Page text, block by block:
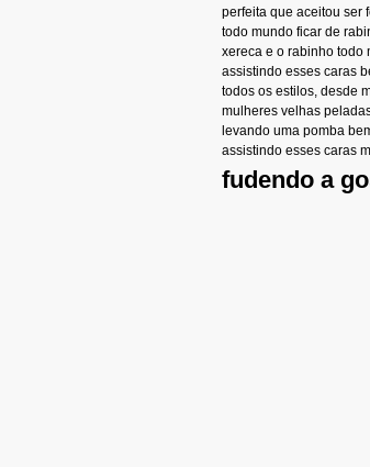
perfeita que aceitou ser
todo mundo ficar de
xereca e o rabinho todo
assistindo esses caras
todos os estilos, desde
mulheres velhas
levando uma pomba
assistindo esses caras
fudendo a